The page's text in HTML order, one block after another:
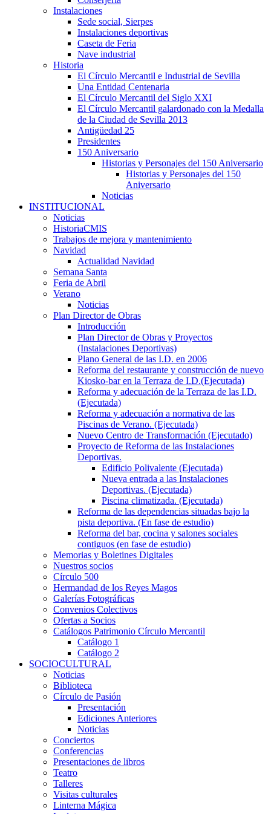
Instalaciones
Sede social, Sierpes
Instalaciones deportivas
Caseta de Feria
Nave industrial
Historia
El Círculo Mercantil e Industrial de Sevilla
Una Entidad Centenaria
El Círculo Mercantil del Siglo XXI
El Círculo Mercantil galardonado con la Medalla
de la Ciudad de Sevilla 2013
Antigüedad 25
Presidentes
150 Aniversario
Historias y Personajes del 150 Aniversario
Historias y Personajes del 150
Aniversario
Noticias
INSTITUCIONAL
Noticias
HistoriaCMIS
Trabajos de mejora y mantenimiento
Navidad
Actualidad Navidad
Semana Santa
Feria de Abril
Verano
Noticias
Plan Director de Obras
Introducción
Plan Director de Obras y Proyectos
(Instalaciones Deportivas)
Plano General de las I.D. en 2006
Reforma del restaurante y construcción de nuevo
Kiosko-bar en la Terraza de I.D.(Ejecutada)
Reforma y adecuación de la Terraza de las I.D.
(Ejecutada)
Reforma y adecuación a normativa de las
Piscinas de Verano. (Ejecutada)
Nuevo Centro de Transformación (Ejecutado)
Proyecto de Reforma de las Instalaciones
Deportivas.
Edificio Polivalente (Ejecutada)
Nueva entrada a las Instalaciones
Deportivas. (Ejecutada)
Piscina climatizada. (Ejecutada)
Reforma de las dependencias situadas bajo la
pista deportiva. (En fase de estudio)
Reforma del bar, cocina y salones sociales
contiguos (en fase de estudio)
Memorias y Boletines Digitales
Nuestros socios
Círculo 500
Hermandad de los Reyes Magos
Galerías Fotográficas
Convenios Colectivos
Ofertas a Socios
Catálogos Patrimonio Círculo Mercantil
Catálogo 1
Catálogo 2
SOCIOCULTURAL
Noticias
Biblioteca
Círculo de Pasión
Presentación
Ediciones Anteriores
Noticias
Conciertos
Conferencias
Presentaciones de libros
Teatro
Talleres
Visitas culturales
Linterna Mágica